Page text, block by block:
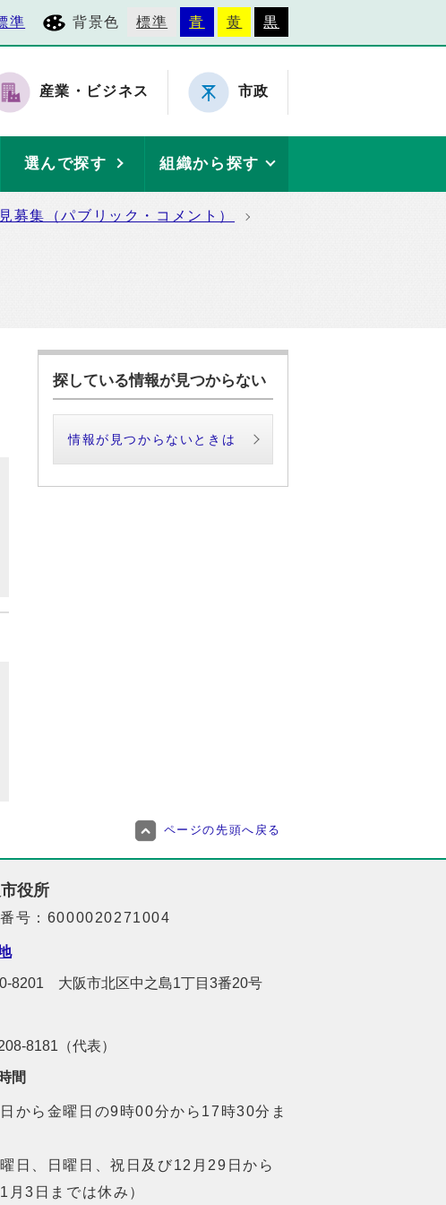
準 背景色 標準 青 黄 黒
産業・ビジネス 市政
選んで探す 組織から探す
募集（パブリック・コメント）
探している情報が見つからない
情報が見つからないときは
ページの先頭へ戻る
役所
号：6000020271004
8201 大阪市北区中之島1丁目3番20号
8181（代表）
間
から金曜日の9時00分から17時30分ま
曜日、日曜日、祝日及び12月29日から
月3日までは休み）